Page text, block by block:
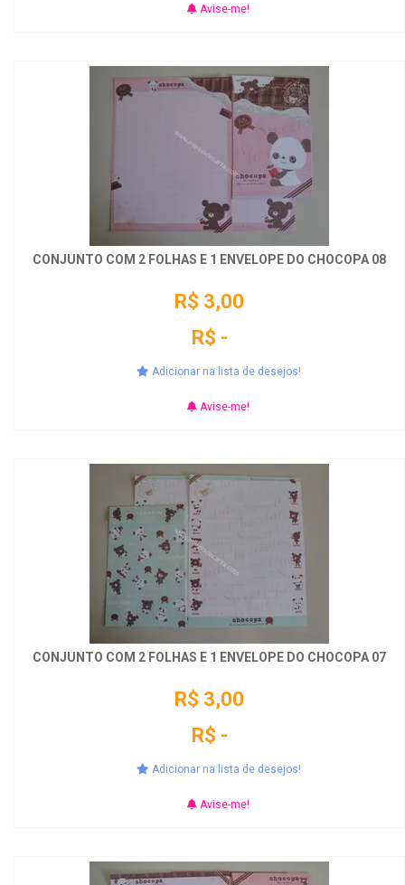
Avise-me!
CONJUNTO COM 2 FOLHAS E 1 ENVELOPE DO CHOCOPA 08
R$ 3,00
R$ -
Adicionar na lista de desejos!
Avise-me!
CONJUNTO COM 2 FOLHAS E 1 ENVELOPE DO CHOCOPA 07
R$ 3,00
R$ -
Adicionar na lista de desejos!
Avise-me!